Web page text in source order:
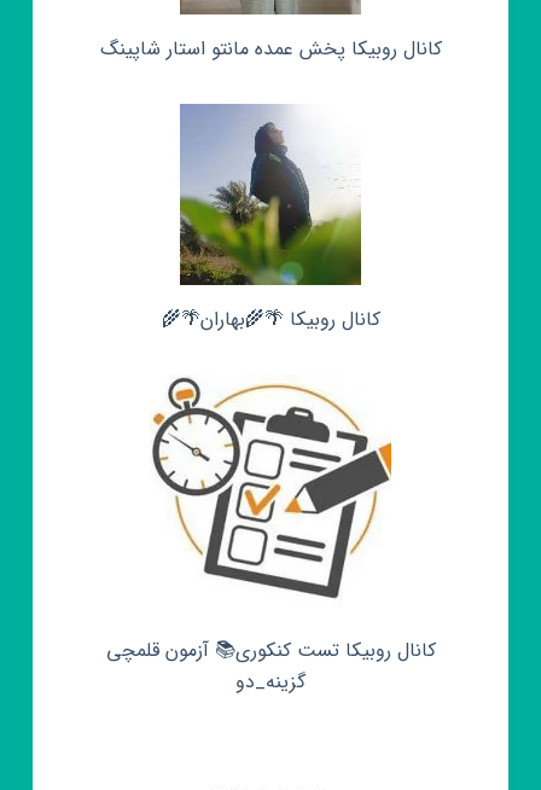
کانال روبیکا پخش عمده مانتو استار شاپینگ
کانال روبیکا 🌴🌾بهاران🌴🌾
کانال روبیکا تست کنکوری📚 آزمون قلمچی‌‌
گزینه_دو